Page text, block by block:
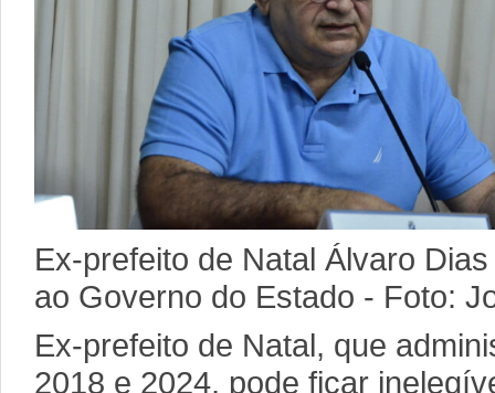
Ex-prefeito de Natal Álvaro
ao Governo do Estado - Foto:
Ex-prefeito de Natal, que
2018 e 2024, pode ficar